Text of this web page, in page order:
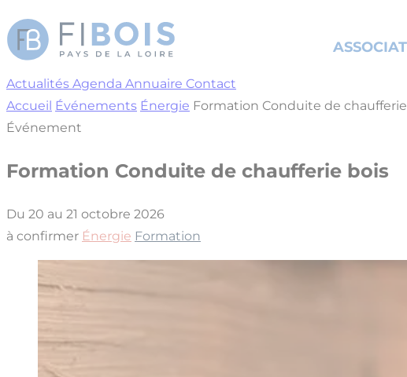
Actualités Agenda Annuaire Contact
Accueil Événements Énergie Formation Conduite de
Événement
Formation Conduite de chaufferie bois
Du 20 au 21 octobre 2026
à confirmer Énergie Formation